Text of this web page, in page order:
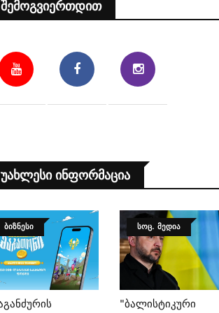
Შემოგვიერთდით
Უახლესი Ინფორმაცია
ᲑᲘᲖᲜᲔᲡᲘ ᲡᲝᲪ. ᲛᲔᲓᲘᲐ
"ბალისტიკური